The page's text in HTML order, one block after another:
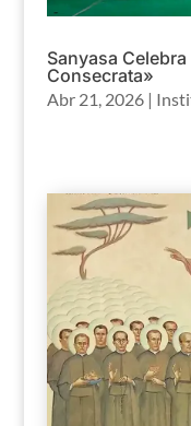
Sanyasa
Consecrata»
Abr 21, 2026|